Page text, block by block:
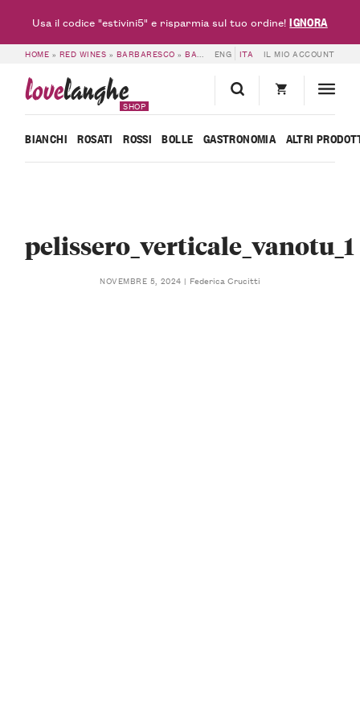
HOME » RED WINES » BARBARESCO »BARBARESCO DOCG VANOTU VERTICAL: 2018, 2019, 2020 – 6 BOTTLES – PELISSERO ENG ITA IL MIO ACCOUNT
lovelanghe
SHOP
BIANCHI ROSATI ROSSI BOLLE GASTRONOMIA ALTRI
pelissero_verticale_vanotu_1
NOVEMBRE 5, 2024 Federica Crucitti
Usa il codice "estivini5" e risparmia sul tuo ordine!IGNORA